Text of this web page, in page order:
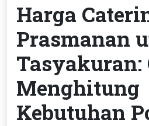
Harga
Prasmanan
Tasyakuran:
Menghitung
Kebutuhan